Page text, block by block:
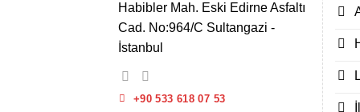
Habibler Mah. Eski Edirne Asfaltı
Cad. No:964/C Sultangazi -
İstanbul
+90 533 618 07 53